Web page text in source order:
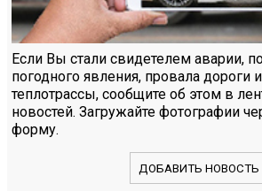
Если Вы стали свидетелем аварии,
погодного явления, провала дороги
теплотрассы, сообщите об этом в
новостей. Загружайте фотографии
форму.
ДОБАВИТЬ НОВОСТЬ